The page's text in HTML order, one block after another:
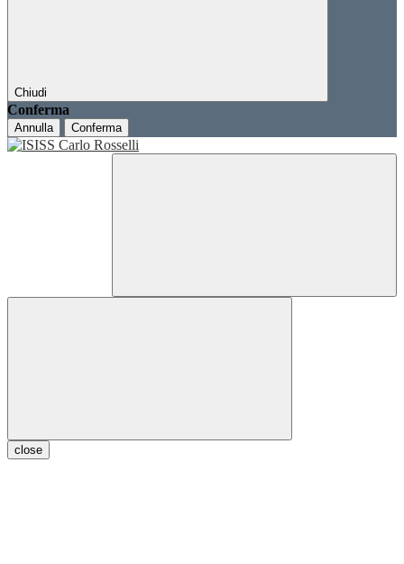
Chiudi
Conferma
Annulla Conferma
close